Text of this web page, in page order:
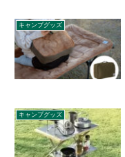
キャンプグッズ
キャンプグッズ